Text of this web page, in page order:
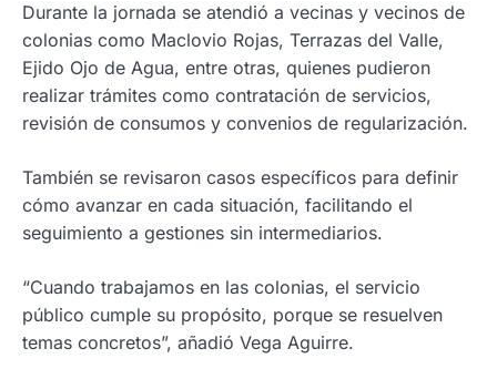
Durante la jornada se atendió a vecinas y vecinos de
colonias como Maclovio Rojas, Terrazas del Valle,
Ejido Ojo de Agua, entre otras, quienes pudieron
realizar trámites como contratación de servicios,
revisión de consumos y convenios de regularización.
También se revisaron casos específicos para definir
cómo avanzar en cada situación, facilitando el
seguimiento a gestiones sin intermediarios.
“Cuando trabajamos en las colonias, el servicio
público cumple su propósito, porque se resuelven
temas concretos”, añadió Vega Aguirre.